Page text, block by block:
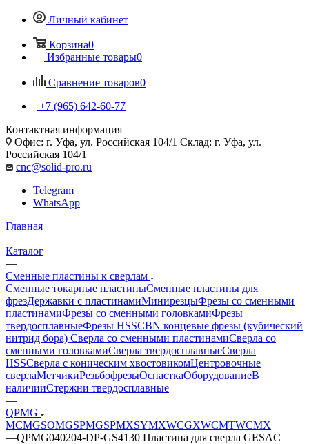
Личный кабинет
Корзина0
Избранные товары0
Сравнение товаров0
+7 (965) 642-60-77
Контактная информация
Офис: г. Уфа, ул. Российская 104/1 Склад: г. Уфа, ул.
Российская 104/1
cnc@solid-pro.ru
Telegram
WhatsApp
Главная
—
Каталог
—
Сменные пластины к сверлам
Сменные токарные пластиныСменные пластины для
фрезДержавки с пластинамиМинирезцыФрезы со сменными
пластинамиФрезы со сменными головкамиФрезы
твердосплавныеФрезы HSSCBN концевые фрезы (кубический
нитрид бора) Сверла со сменными пластинамиСверла со
сменными головкамиСверла твердосплавныеСверла
HSSСверла с коническим хвостовикомЦентровочные
сверлаМетчикиРезьбофрезыОснасткаОборудованиеВ
наличииСтержни твердосплавные
—
QPMG
MCMGSOMGSPMGSPMXSYMXWCGXWCMTWCMX
—QPMG040204-DP-GS4130 Пластина для сверла GESAC